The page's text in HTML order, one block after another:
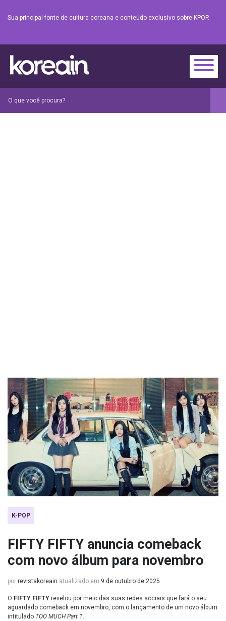
Sua principal fonte de cultura coreana e conteúdo exclusivo sobre KPOP.
K-POP
FIFTY FIFTY anuncia comeback
com novo álbum para novembro
por revistakoreain atualizado em 9 de outubro de 2025
O FIFTY FIFTY revelou por meio das suas redes sociais que fará o seu
aguardado comeback em novembro, com o lançamento de um novo álbum
intitulado TOO MUCH Part 1 .